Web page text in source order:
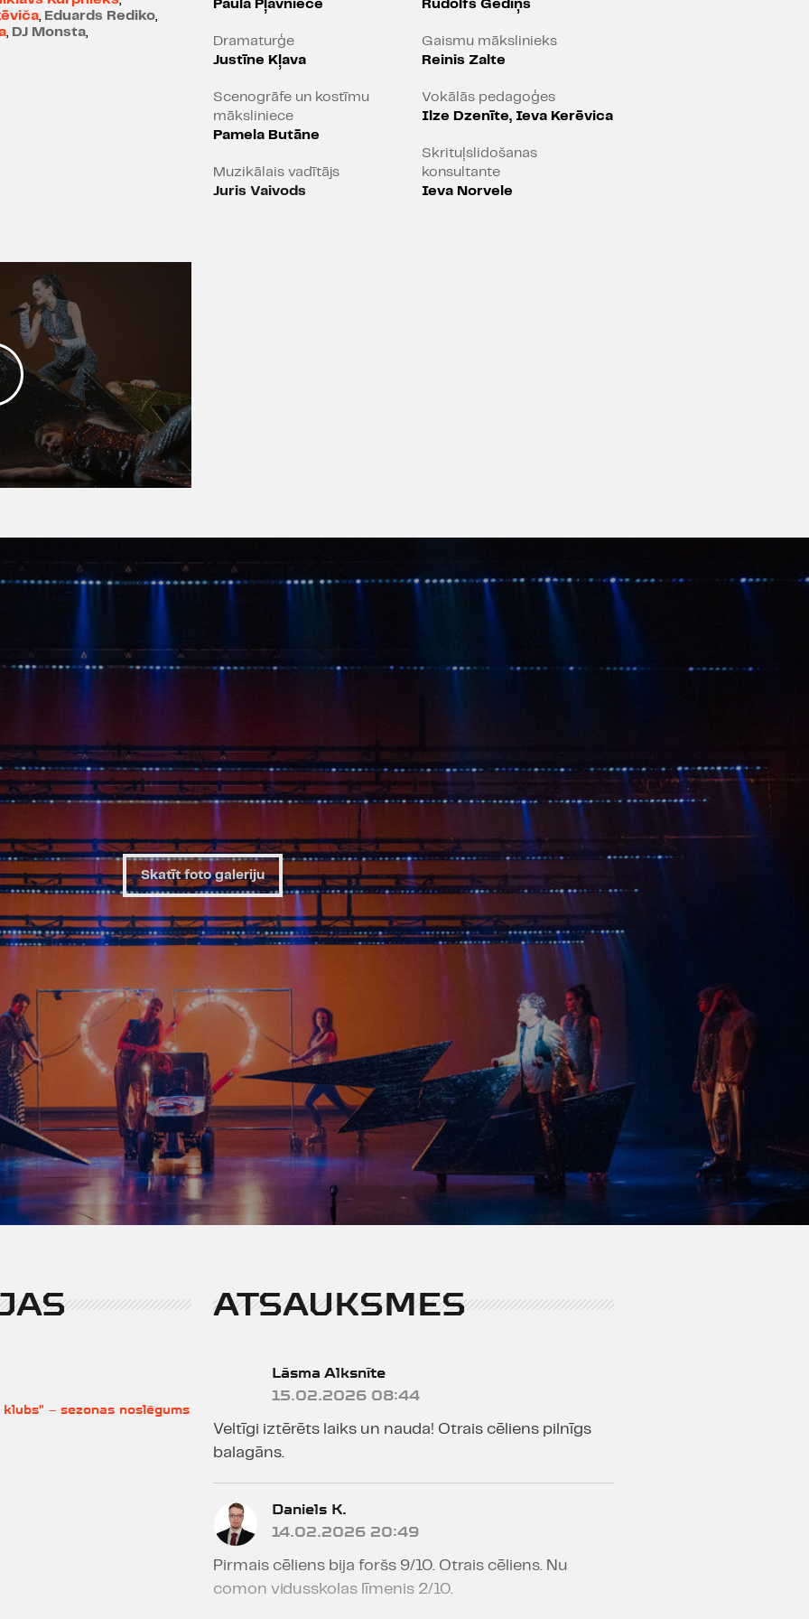
līdzekli kļūst dziesma.
“Lauzto siržu klubs” ir koncertizrāde divās daļās, kas
latviešu deju mūzikas ritmu pavadījumā aizvedīs
skatītājus reibinošas iemīlēšanās, rotaļu, smieklu un
deju pasaulē.
Izrādē smēķē
, Eduards Rediko,
, DJ Monsta,
Paula Pļavniece
Dramaturģe
Justīne Kļava
Scenogrāfe un kostīmu
māksliniece
Pamela Butāne
Muzikālais vadītājs
Juris Vaivods
Rūdolfs Gediņš
Gaismu mākslinieks
Reinis Zalte
Vokālās pedagoģes
Ilze Dzenīte, Ieva Kerēvica
Skrituļslidošanas
konsultante
Ieva Norvele
Skatīt foto galeriju
– sezonas noslēgums
ATSAUKSMES
Lāsma Alksnīte
15.02.2026 08:44
Veltīgi iztērēts laiks un nauda! Otrais cēliens pilnīgs
balagāns.
Daniels K.
14.02.2026 20:49
Pirmais cēliens bija foršs 9/10. Otrais cēliens. Nu
comon vidusskolas līmenis 2/10.